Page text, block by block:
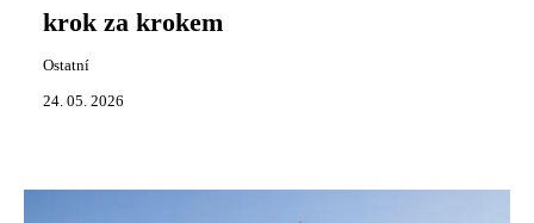
krok za krokem
Ostatní
24. 05. 2026